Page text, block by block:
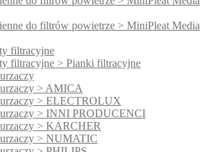
do filtrów powietrze > MiniPleat Media
filtracyjne
filtracyjne > Pianki filtracyjne
> AMICA
> ELECTROLUX
> INNI PRODUCENCI
> KARCHER
> NUMATIC